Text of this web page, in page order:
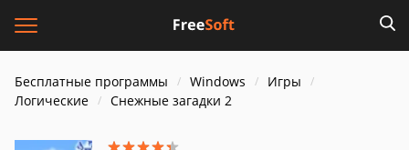
Бесплатные программы Windows
Игры
Логические
Снежные загадки 2